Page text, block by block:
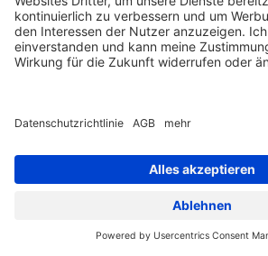
einzelnen Websitebesucher
Website-Kundenzielgruppen können
gezielt in Anzeigen beworben
Auftragsverarbeitungsvertrag unter
EU-Standardvertragsklauseln
Standardvertragsklauseln sind auf
Europäischen Kommission verfügbar.